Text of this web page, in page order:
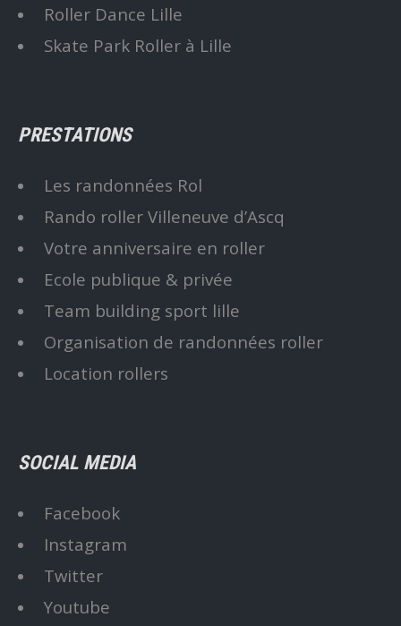
Roller Dance Lille
Skate Park Roller à Lille
PRESTATIONS
Les randonnées Rol
Rando roller Villeneuve d’Ascq
Votre anniversaire en roller
Ecole publique & privée
Team building sport lille
Organisation de randonnées roller
Location rollers
SOCIAL MEDIA
Facebook
Instagram
Twitter
Youtube